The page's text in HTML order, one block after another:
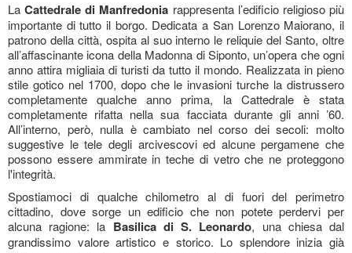
LaCattedrale di Manfredonia rappresenta l’edificio religioso più
importante di tutto il borgo. Dedicata a San Lorenzo Maiorano, il
patrono della città, ospita al suo interno le reliquie del Santo, oltre
all’affascinante icona della Madonna di Siponto, un’opera che ogni
anno attira migliaia di turisti da tutto il mondo. Realizzata in pieno
stile gotico nel 1700, dopo che le invasioni turche la distrussero
completamente qualche anno prima, la Cattedrale è stata
completamente rifatta nella sua facciata durante gli anni ’60.
All’interno, però, nulla è cambiato nel corso dei secoli: molto
suggestive le tele degli arcivescovi ed alcune pergamene che
possono essere ammirate in teche di vetro che ne proteggono
l'integrità.
Spostiamoci di qualche chilometro al di fuori del perimetro
cittadino, dove sorge un edificio che non potete perdervi per
alcuna ragione: la Basilica di S. Leonardo, una chiesa dal
grandissimo valore artistico e storico. Lo splendore inizia già